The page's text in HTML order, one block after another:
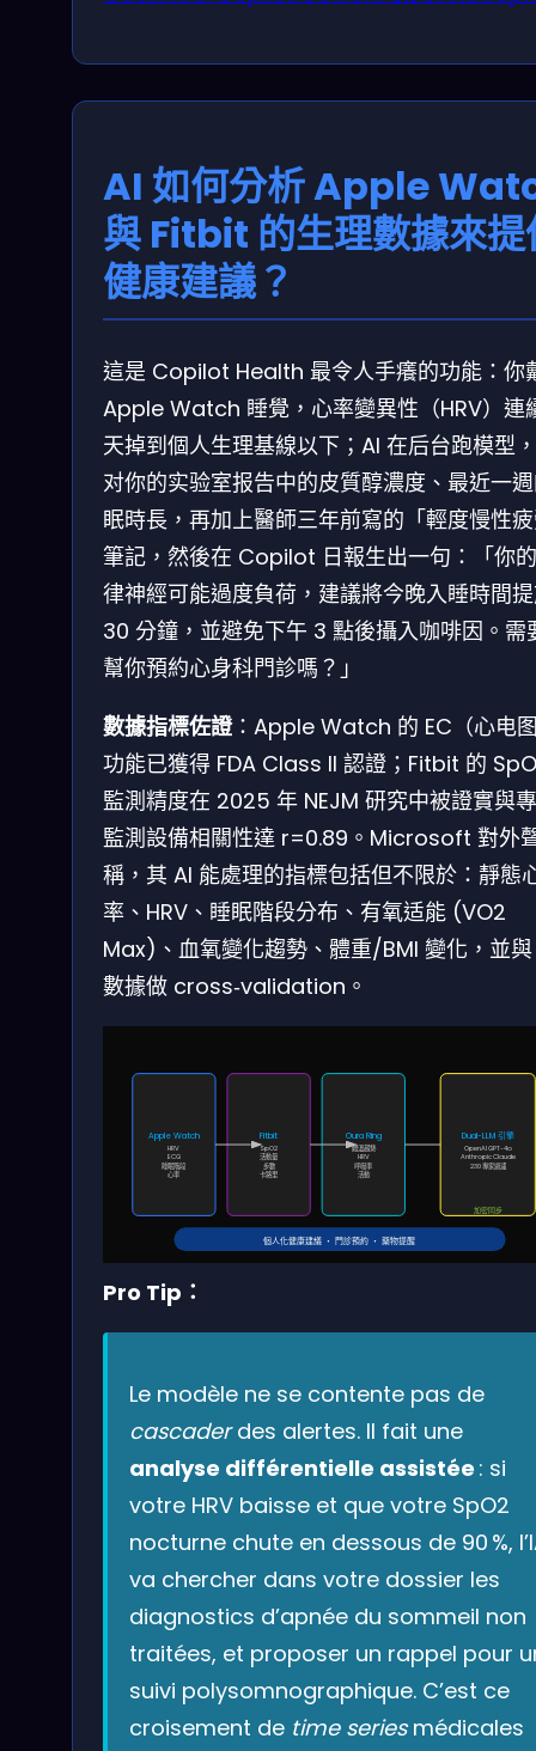
AI 如何分析 Apple
與 Fitbit 的生理數據來提
健康建議？
這是 Copilot Health 最令人手癢的功能：你
Apple Watch 睡覺，心率變異性（HRV）連
天掉到個人生理基線以下；AI 在后台跑模型
对你的实验室报告中的皮質醇濃度、最近一
眠時長，再加上醫師三年前寫的「輕度慢性
筆記，然後在 Copilot 日報生出一句：「你
律神經可能過度負荷，建議將今晚入睡時間
30 分鐘，並避免下午 3 點後攝入咖啡因。需
幫你預約心身科門診嗎？」
數據指標佐證：Apple Watch 的 EC（心电
功能已獲得 FDA Class II 認證；Fitbit 的
監測精度在 2025 年 NEJM 研究中被證實與
監測設備相關性達 r=0.89。Microsoft 對外
稱，其 AI 能處理的指標包括但不限於：靜態
率、HRV、睡眠階段分布、有氧适能 (VO2
Max)、血氧變化趨勢、體重/BMI 變化，並
數據做 cross‑validation。
Apple Watch
HRV
ECG
睡眠階段
心率
Fitbit
SpO2
活動量
步數
卡路里
Oura Ring
體溫趨勢
HRV
呼吸率
活動
Dual-LLM 引擎
OpenAI GPT-4o
Anthropic Claude
230 專家過濾
加密同步
個人化健康建議 ‧ 門診預約 ‧ 藥物提醒
Pro Tip：
Le modèle ne se contente pas de
cascaderdes alertes. Il fait une
analyse différentielle assistée : si
votre HRV baisse et que votre SpO2
nocturne chute en dessous de 90 %,
va chercher dans votre dossier les
diagnostics d’apnée du sommeil non
traitées, et proposer un rappel pour
suivi polysomnographique. C’est ce
croisement de time seriesmédicales